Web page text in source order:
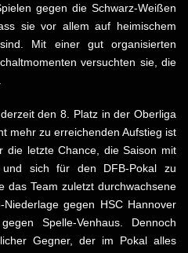
gegen die Schwarz-Weißen
sie vor allem auf heimischem
Mit einer gut organisierten
versuchten sie, die
den 8. Platz in der Oberliga
mehr zu erreichenden Aufstieg ist
die letzte Chance, die Saison mit
und sich für den DFB-Pokal zu
das Team zuletzt durchwachsene
gegen HSC Hannover
Spelle-Venhaus. Dennoch
Gegner, der im Pokal alles